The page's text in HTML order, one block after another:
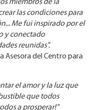
miembros de la
las condiciones para
Me fui inspirado por el
y conectado
reunidas".
Asesora del Centro para
el amor y la luz que
que todos
a prosperar!"